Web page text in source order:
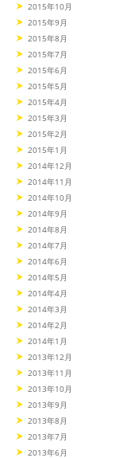
2015年10月
2015年9月
2015年8月
2015年7月
2015年6月
2015年5月
2015年4月
2015年3月
2015年2月
2015年1月
2014年12月
2014年11月
2014年10月
2014年9月
2014年8月
2014年7月
2014年6月
2014年5月
2014年4月
2014年3月
2014年2月
2014年1月
2013年12月
2013年11月
2013年10月
2013年9月
2013年8月
2013年7月
2013年6月